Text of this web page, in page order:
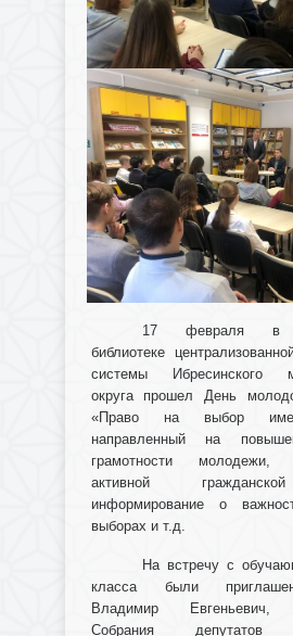
17 февраля в
библиотеке
системы Ибресинского
округа прошел День
«Право на выбор
направленный на
грамотности молодежи,
активной
информирование о
выборах и т.д.
На встречу с
класса были
Владимир Евгеньевич,
Собрания депутатов